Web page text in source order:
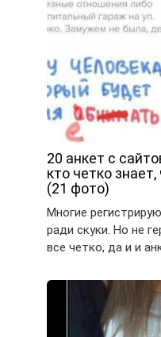
20 анкет с
кто четко
(21 фото)
Многие
ради скуки. Но не
все четко, да и и